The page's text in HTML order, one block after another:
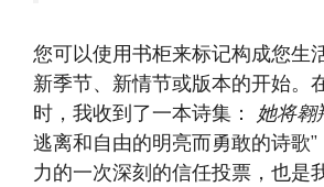
您可以使用书柜来标记构成您生
新季节、新情节或版本的开始。
时，我收到了一本诗集： 她将翱
逃离和自由的明亮而勇敢的诗歌
力的一次深刻的信任投票，也是